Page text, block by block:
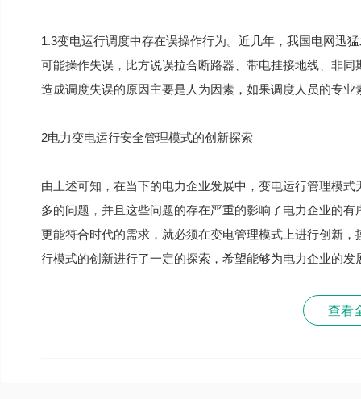
1.3变电运行调度中存在误操作行为。近几年，我国电网迅
可能操作失误，比方说误拉合断路器、带电挂接地线、非
造成调度失误的原因主要是人为因素，如果调度人员的专
2电力变电运行安全管理模式的创新探索
由上述可知，在当下的电力企业发展中，变电运行管理模
多的问题，并且这些问题的存在严重的影响了电力企业的
更能符合时代的需求，就必须在变电管理模式上进行创新
行模式的创新进行了一定的探索，希望能够为电力企业的发
查看